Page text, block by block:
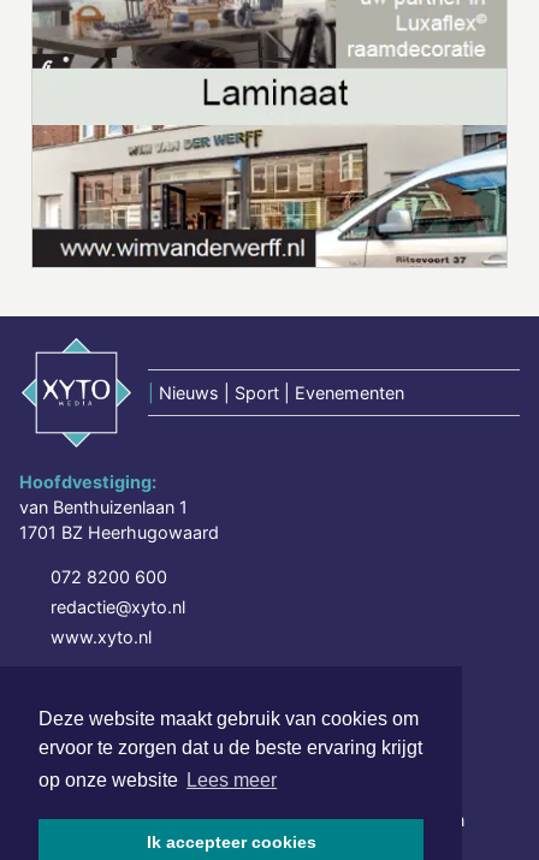
Deze website maakt gebruik van cookies om
ervoor te zorgen dat u de beste ervaring krijgt
op onze website Lees meer
Ik accepteer cookies
Nieuws | Sport | Evenementen
Hoofdvestiging:
van Benthuizenlaan 1
1701 BZ Heerhugowaard
072 8200 600
redactie@xyto.nl
www.xyto.nl
NIEUWSBRIEF AANMELDEN
Schrijf je in voor onze nieuwsbrief en krijg wekelijks een
samenvatting van alle gebeurtenissen uit jouw regio.